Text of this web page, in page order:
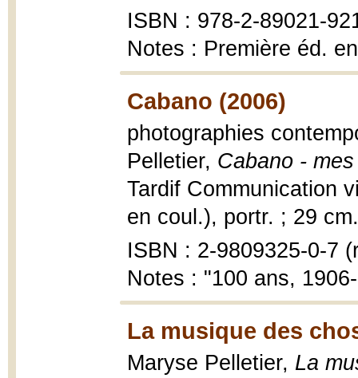
ISBN : 978-2-89021-
Notes : Première éd.
Cabano (2006)
photographies
Pelletier, Cabano -
Tardif Communication
en coul.), portr. ; 29 cm.
ISBN : 2-9809325-0-7
Notes : "100 ans,
La musique des
Maryse Pelletier, La